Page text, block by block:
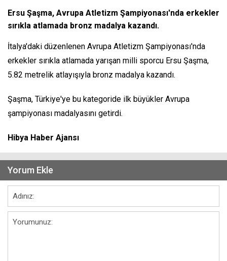
Ersu Şaşma, Avrupa Atletizm Şampiyonası'nda erkekler
sırıkla atlamada bronz madalya kazandı.
İtalya'daki düzenlenen Avrupa Atletizm Şampiyonası'nda
erkekler sırıkla atlamada yarışan milli sporcu Ersu Şaşma,
5.82 metrelik atlayışıyla bronz madalya kazandı.
Şaşma, Türkiye'ye bu kategoride ilk büyükler Avrupa
şampiyonası madalyasını getirdi.
Hibya Haber Ajansı
Yorum Ekle